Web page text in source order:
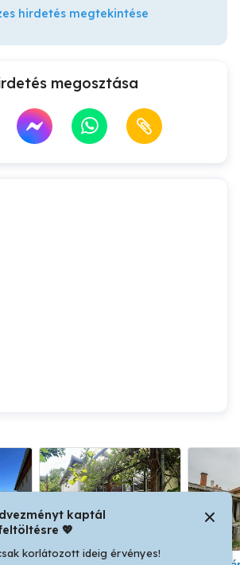
hirdetés megtekintése
megosztása
kaptál
💖
korlátozott ideig érvényes!